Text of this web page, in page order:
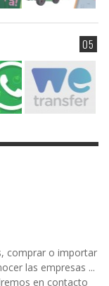
05
comprar o importar
las empresas ...
en contacto